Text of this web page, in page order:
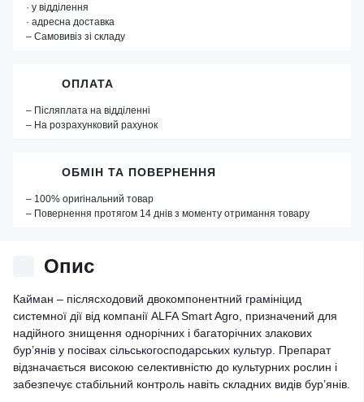
Опис
Кайман – післясходовий двокомпонентний грамініцид
системної дії від компанії ALFA Smart Agro, призначений для
надійного знищення однорічних і багаторічних злакових
бур’янів у посівах сільськогосподарських культур. Препарат
відзначається високою селективністю до культурних рослин і
забезпечує стабільний контроль навіть складних видів бур’янів.
· у відділення
· адресна доставка
– Самовивіз зі складу
ОПЛАТА
– Післяплата на відділенні
– На розрахунковий рахунок
ОБМІН ТА ПОВЕРНЕННЯ
– 100% оригінальний товар
– Повернення протягом 14 днів з моменту отримання товару